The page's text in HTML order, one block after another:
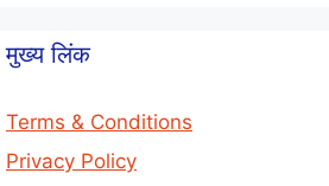
मुख्य लिंक
Terms & Conditions
Privacy Policy